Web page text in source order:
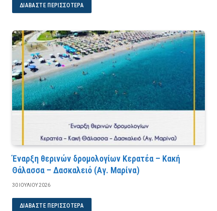
ΔΙΑΒΆΣΤΕ ΠΕΡΙΣΣΌΤΕΡΑ
Έναρξη θερινών δρομολογίων Κερατέα – Κακή
Θάλασσα – Δασκαλειό (Αγ. Μαρίνα)
30 ΙΟΥΛΊΟΥ 2026
ΔΙΑΒΆΣΤΕ ΠΕΡΙΣΣΌΤΕΡΑ